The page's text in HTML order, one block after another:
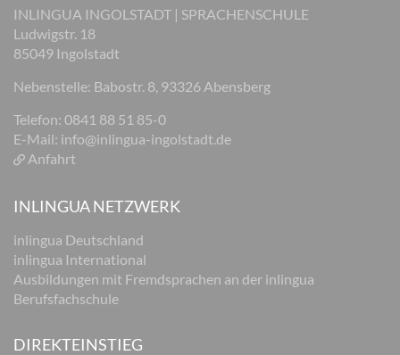
INLINGUA INGOLSTADT | SPRACHENSCHULE
Ludwigstr. 18
85049 Ingolstadt
Nebenstelle: Babostr. 8, 93326 Abensberg
Telefon: 0841 88 51 85-0
E-Mail: info@inlingua-ingolstadt.de
Anfahrt
INLINGUA NETZWERK
inlingua Deutschland
inlingua International
Ausbildungen mit Fremdsprachen an der inlingua
Berufsfachschule
DIREKTEINSTIEG